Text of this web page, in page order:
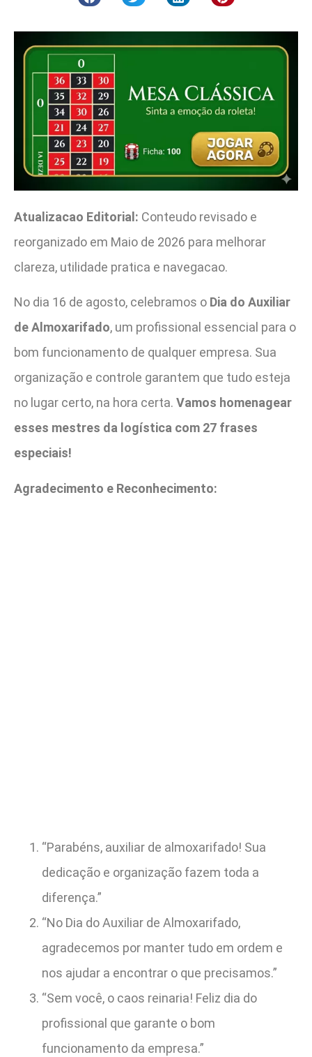
Atualizacao Editorial: Conteudo revisado e
reorganizado em Maio de 2026 para melhorar
clareza, utilidade pratica e navegacao.
No dia 16 de agosto, celebramos o Dia do Auxiliar
de Almoxarifado, um profissional essencial para o
bom funcionamento de qualquer empresa. Sua
organização e controle garantem que tudo esteja
no lugar certo, na hora certa. Vamos homenagear
esses mestres da logística com 27 frases
especiais!
Agradecimento e Reconhecimento:
“Parabéns, auxiliar de almoxarifado! Sua
dedicação e organização fazem toda a
diferença.”
“No Dia do Auxiliar de Almoxarifado,
agradecemos por manter tudo em ordem e
nos ajudar a encontrar o que precisamos.”
“Sem você, o caos reinaria! Feliz dia do
profissional que garante o bom
funcionamento da empresa.”